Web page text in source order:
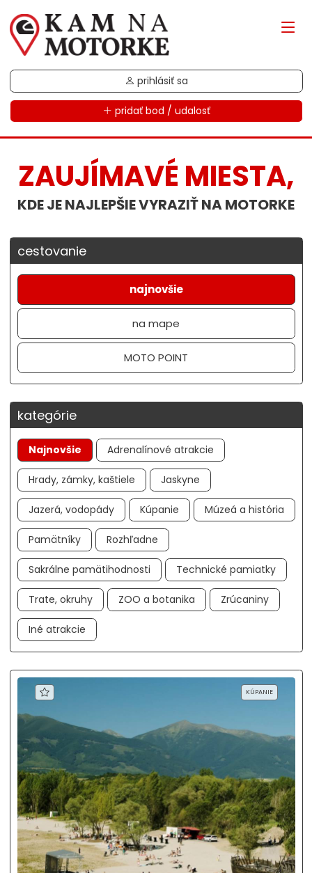
prihlásiť sa
pridať bod / udalosť
ZAUJÍMAVÉ MIESTA,
KDE JE NAJLEPŠIE VYRAZIŤ NA MOTORKE
cestovanie
najnovšie
na mape
MOTO POINT
kategórie
Najnovšie Adrenalínové atrakcie
Hrady, zámky, kaštiele Jaskyne
Jazerá, vodopády Kúpanie Múzeá a história
Pamätníky Rozhľadne
Sakrálne pamätihodnosti Technické pamiatky
Trate, okruhy ZOO a botanika Zrúcaniny
Iné atrakcie
KÚPANIE